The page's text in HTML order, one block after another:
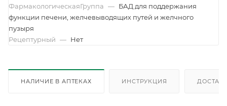
ФармакологическаяГруппа — БАД для поддержания
функции печени, желчевыводящих путей и желчного
пузыря
Рецептурный — Нет
НАЛИЧИЕ В АПТЕКАХ ИНСТРУКЦИЯ